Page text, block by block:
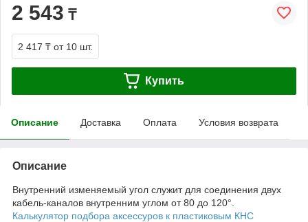
2 543 ₸
2 417 ₸ от 10 шт.
Купить
Описание Доставка Оплата Условия возврата
Описание
Внутренний изменяемый угол служит для соединения двух
кабель-каналов внутренним углом от 80 до 120°.
Калькулятор подбора аксессуров к пластиковым КНС